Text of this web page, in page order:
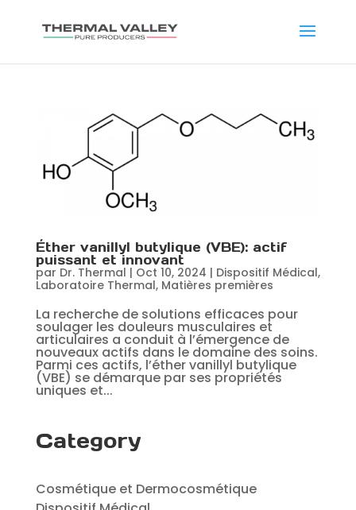
Éther vanillyl butylique (VBE): actif
puissant et innovant
par Dr. Thermal | Oct 10, 2024 | Dispositif Médical,
Laboratoire Thermal, Matières premières
La recherche de solutions efficaces pour
soulager les douleurs musculaires et
articulaires a conduit à l’émergence de
nouveaux actifs dans le domaine des soins.
Parmi ces actifs, l’éther vanillyl butylique
(VBE) se démarque par ses propriétés
uniques et...
Category
Cosmétique et Dermocosmétique